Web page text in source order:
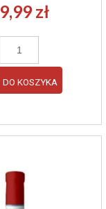
zł
DO KOSZYKA